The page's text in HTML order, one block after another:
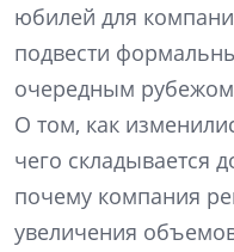
юбилей для
подвести
очередным
О том, как
чего складывается
почему компания
увеличения